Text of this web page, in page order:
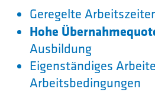
Geregelte
Hohe
Ausbildung
Eigenständiges
Arbeitsbedingungen